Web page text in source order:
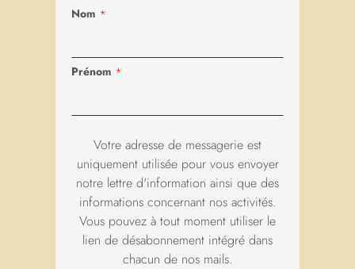
Nom*
Prénom*
Votre adresse de messagerie est
uniquement utilisée pour vous envoyer
notre lettre d'information ainsi que des
informations concernant nos activités.
Vous pouvez à tout moment utiliser le
lien de désabonnement intégré dans
chacun de nos mails.